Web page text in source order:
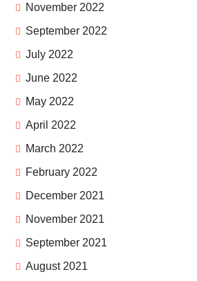
November 2022
September 2022
July 2022
June 2022
May 2022
April 2022
March 2022
February 2022
December 2021
November 2021
September 2021
August 2021